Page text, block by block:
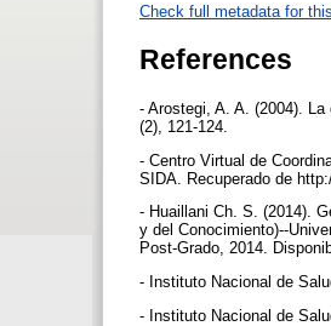
Check full metadata for
References
- Arostegi, A. A. (2004).
(2), 121-124.
- Centro Virtual de
SIDA. Recuperado de
- Huaillani Ch. S. (2014).
y del Conocimiento)--
Post-Grado, 2014.
- Instituto Nacional de
- Instituto Nacional de